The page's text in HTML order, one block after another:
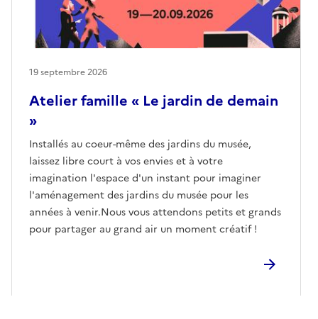
Atelier famille « Le jardin de demain
»
Installés au coeur-même des jardins du musée,
laissez libre court à vos envies et à votre
imagination l'espace d'un instant pour imaginer
l'aménagement des jardins du musée pour les
années à venir.Nous vous attendons petits et grands
pour partager au grand air un moment créatif !
19 septembre 2026